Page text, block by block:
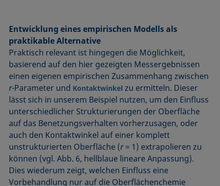
Entwicklung eines empirischen Modells als
praktikable Alternative
Praktisch relevant ist hingegen die Möglichkeit,
basierend auf den hier gezeigten Messergebnissen
einen eigenen empirischen Zusammenhang zwischen
r-Parameter und Kontaktwinkel zu ermitteln. Dieser
lässt sich in unserem Beispiel nutzen, um den Einfluss
unterschiedlicher Strukturierungen der Oberfläche
auf das Benetzungsverhalten vorherzusagen, oder
auch den Kontaktwinkel auf einer komplett
unstrukturierten Oberfläche (r= 1) extrapolieren zu
können (vgl. Abb. 6, hellblaue lineare Anpassung).
Dies wiederum zeigt, welchen Einfluss eine
Vorbehandlung nur auf die Oberflächenchemie